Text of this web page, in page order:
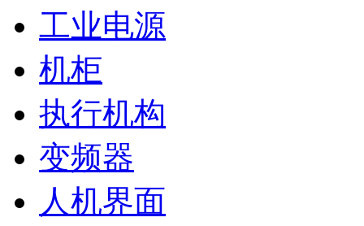
工业电源
机柜
执行机构
变频器
人机界面